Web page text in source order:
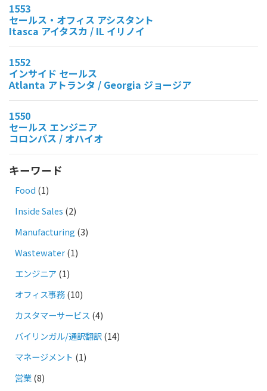
1553
セールス・オフィス アシスタント
Itasca アイタスカ / IL イリノイ
1552
インサイド セールス
Atlanta アトランタ / Georgia ジョージア
1550
セールス エンジニア
コロンバス / オハイオ
キーワード
Food (1)
Inside Sales (2)
Manufacturing (3)
Wastewater(1)
エンジニア (1)
オフィス事務(10)
カスタマーサービス (4)
バイリンガル/通訳翻訳 (14)
マネージメント (1)
営業(8)